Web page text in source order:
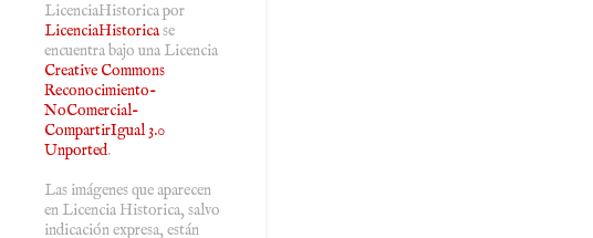
LicenciaHistoricapor
LicenciaHistoricase
encuentra bajo una Licencia
Creative Commons
Reconocimiento-
NoComercial-
CompartirIgual 3.0
Unported.
Las imágenes que aparecen
en Licencia Historica, salvo
indicación expresa, están